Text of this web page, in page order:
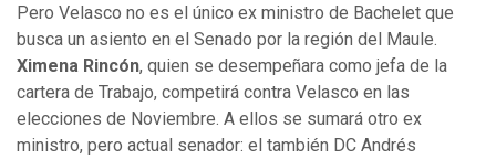
Pero Velasco no es el único ex ministro de Bachelet que
busca un asiento en el Senado por la región del Maule.
Ximena Rincón, quien se desempeñara como jefa de la
cartera de Trabajo, competirá contra Velasco en las
elecciones de Noviembre. A ellos se sumará otro ex
ministro, pero actual senador: el también DC Andrés